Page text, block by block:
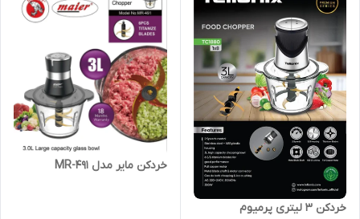
خردکن 3 لیتری پرمیوم
خردکن مایر مدل MR-491